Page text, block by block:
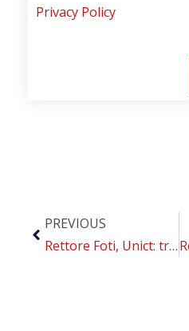
Privacy Policy
PREVIOUS
Rettore Foti, Unict: tra i delegati numerosi membri CoEHAR